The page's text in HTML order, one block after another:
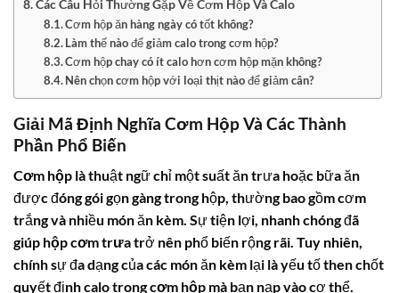
Các Câu Hỏi Thường Gặp Về Cơm Hộp Và Calo
Cơm hộp ăn hàng ngày có tốt không?
Làm thế nào để giảm calo trong cơm hộp?
Cơm hộp chay có ít calo hơn cơm hộp mặn không?
Nên chọn cơm hộp với loại thịt nào để giảm cân?
Giải Mã Định Nghĩa Cơm Hộp Và Các Thành
Phần Phổ Biến
Cơm hộp là thuật ngữ chỉ một suất ăn trưa hoặc bữa ăn
được đóng gói gọn gàng trong hộp, thường bao gồm cơm
trắng và nhiều món ăn kèm. Sự tiện lợi, nhanh chóng đã
giúp hộp cơm trưatrở nên phổ biến rộng rãi. Tuy nhiên,
chính sự đa dạng của các món ăn kèm lại là yếu tố then chốt
quyết địnhcalo trong cơm hộp mà bạn nạp vào cơ thể.